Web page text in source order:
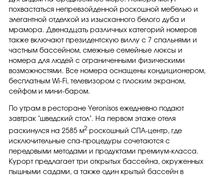
похвастаться непревзойденной роскошной мебелью и
элегантной отделкой из изысканного белого дуба и
мрамора. Двенадцать различных категорий номеров
также включают президентскую виллу с 7 спальнями и
частным бассейном, смежные семейные люксы и
номера для людей с ограниченными физическими
возможностями. Все номера оснащены кондиционером,
бесплатным Wi-Fi, телевизором с плоским экраном,
сейфом и мини-баром.
По утрам в ресторане Yeronisos ежедневно подают
завтрак "шведский стол". На первом этаже отеля
раскинулся на 2585 м2 роскошный СПА-центр, где
исключительные спа-процедуры сочетаются с
передовыми методами и продуктами премиум-класса.
Курорт предлагает три открытых бассейна, окруженных
пышными садами, а также один крытый бассейн в